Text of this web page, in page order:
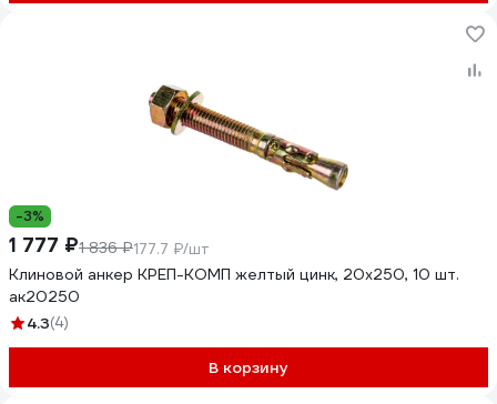
-3%
1 777 ₽1 836 ₽177.7 ₽/шт
Клиновой анкер КРЕП-КОМП желтый цинк, 20x250, 10 шт.
ак20250
4.3(4)
В корзину